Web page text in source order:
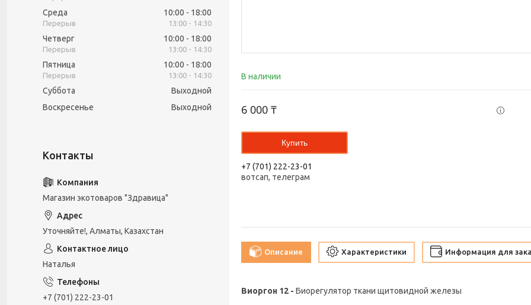
В наличии
6 000 ₸
Купить
+7 (701) 222-23-01
вотсап, телеграм
Описание Характеристики Информация для
Виоргон 12 - Биорегулятор ткани щитовидной железы
Среда 10:00 18:00
13:00 14:30
Четверг 10:00 18:00
13:00 14:30
Пятница 10:00 18:00
13:00 14:30
Суббота
Выходной
Воскресенье
Выходной
Магазин экотоваров "Здравица"
Уточняйте!, Алматы, Казахстан
Наталья
+7 (701) 222-23-01